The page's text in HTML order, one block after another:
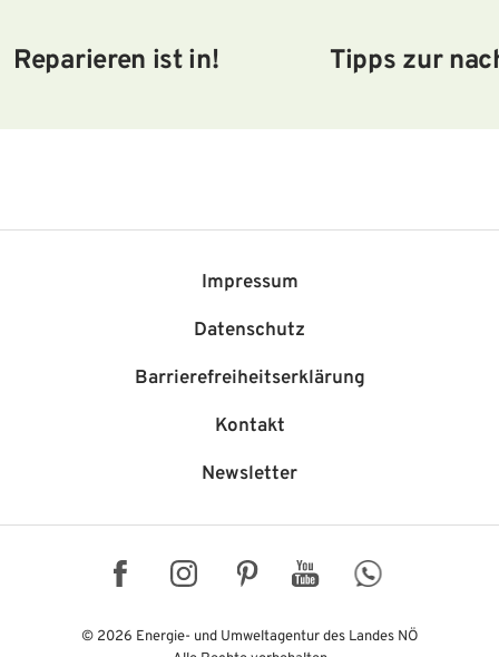
Reparieren ist in!
Tipps zur
Impressum
Datenschutz
Barriere­freiheits­erklärung
Kontakt
Newsletter
FacebookInstagramPinterestYouTubeWhatsApp
© 2026 Energie- und Umweltagentur des Landes NÖ